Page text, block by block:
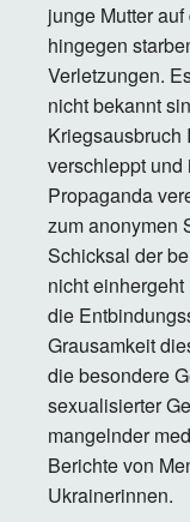
junge Mutter
hingegen
Verletzungen.
nicht bekannt
Kriegsausbruch
verschleppt
Propaganda
zum anonymen
Schicksal der
nicht
die
Grausamkeit
die besondere
sexualisierter
mangelnder
Berichte von
Ukrainerinnen.